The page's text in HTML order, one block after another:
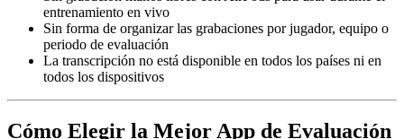
entrenamiento en vivo
Sin forma de organizar las grabaciones por jugador, equipo o
periodo de evaluación
La transcripción no está disponible en todos los países ni en
todos los dispositivos
Cómo Elegir la Mejor App de Evaluación